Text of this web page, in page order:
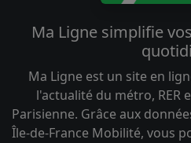
Ma Ligne simplifie
Ma Ligne est un site en
l'actualité du métro, RER
Parisienne. Grâce aux
Île-de-France Mobilité, vous